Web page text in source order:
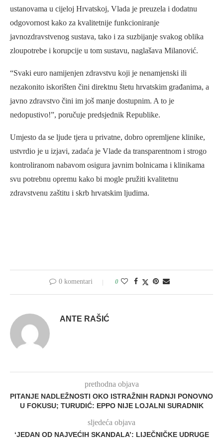
ustanovama u cijeloj Hrvatskoj, Vlada je preuzela i dodatnu
odgovornost kako za kvalitetnije funkcioniranje
javnozdravstvenog sustava, tako i za suzbijanje svakog oblika
zloupotrebe i korupcije u tom sustavu, naglašava Milanović.
“Svaki euro namijenjen zdravstvu koji je nenamjenski ili
nezakonito iskorišten čini direktnu štetu hrvatskim građanima, a
javno zdravstvo čini im još manje dostupnim. A to je
nedopustivo!”, poručuje predsjednik Republike.
Umjesto da se ljude tjera u privatne, dobro opremljene klinike,
ustvrdio je u izjavi, zadaća je Vlade da transparentnom i strogo
kontroliranom nabavom osigura javnim bolnicama i klinikama
svu potrebnu opremu kako bi mogle pružiti kvalitetnu
zdravstvenu zaštitu i skrb hrvatskim ljudima.
0 komentari 0
ANTE RAŠIĆ
prethodna objava
PITANJE NADLEŽNOSTI OKO ISTRAŽNIH RADNJI PONOVNO
U FOKUSU; TURUDIĆ: EPPO NIJE LOJALNI SURADNIK
sljedeća objava
‘JEDAN OD NAJVEĆIH SKANDALA’: LIJEČNIČKE UDRUGE